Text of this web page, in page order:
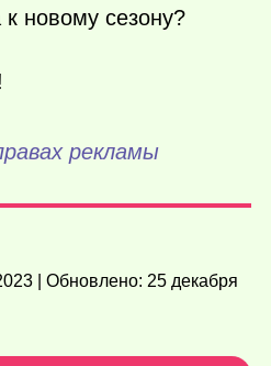
к новому сезону?
рекламы
| Обновлено: 25 декабря